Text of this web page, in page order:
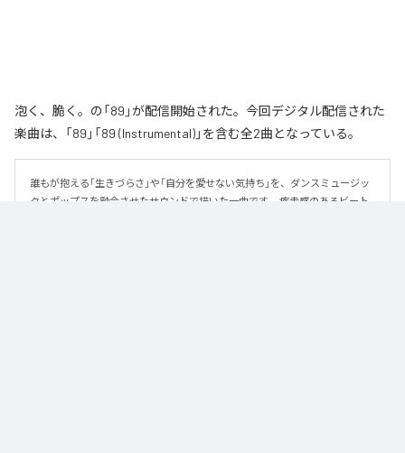
泡く、脆く。の「89」が配信開始された。今回デジタル配信された
楽曲は、「89」「89 (Instrumental)」を含む全2曲となっている。
誰もが抱える「生きづらさ」や「自分を愛せない気持ち」を、ダンスミュージッ
クとポップスを融合させたサウンドで描いた一曲です。 疾走感のあるビート